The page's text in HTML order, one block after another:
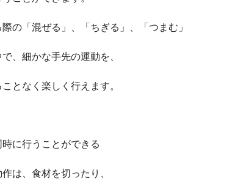
の「混ぜる」、「ちぎる」、「つまむ」
、細かな手先の運動を、
となく楽しく行えます。
時に行うことができる
は、食材を切ったり、